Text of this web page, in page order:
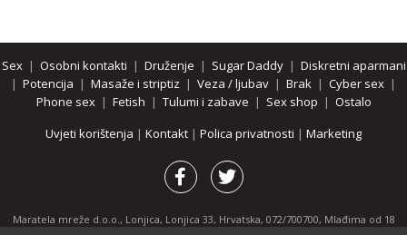
Sex| Osobni kontakti | Druženje | Sugar Daddy| Diskretni aparmani
| Potencija | Masaže i striptiz | Veza / ljubav | Brak | Cyber sex |
Phone sex| Fetish | Tulumi i zabave | Sex shop | Ostalo
Uvjeti korištenja | Kontakt | Polica privatnosti | Marketing
Maratela mreže d.o.o., Lonjica, Lonjica 33, Hrvatska, 072/700700, Mlađima od 18